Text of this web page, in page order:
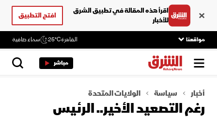
اقرأ هذه المقالة في تطبيق الشرق
للأخبار
افتح التطبيق
مواقعنا القاهرة25°C سماء صافية
مباشر
أخبار سياسة الولايات المتحدة
رغم التصعيد الأخير.. الرئيس